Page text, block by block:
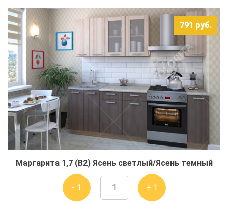
791 руб.
Маргарита 1,7 (В2) Ясень светлый/Ясень темный
- 1 + 1